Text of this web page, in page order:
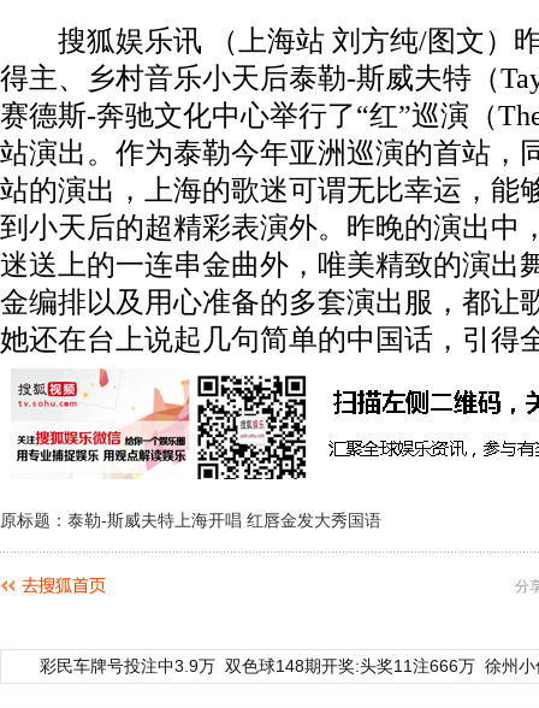
搜狐娱乐讯 （上海站 刘方纯/图文）
得主、乡村音乐小天后泰勒-斯威夫特（
赛德斯-奔驰文化中心举行了“红”巡演（
站演出。作为泰勒今年亚洲巡演的首站，
站的演出，上海的歌迷可谓无比幸运，能
到小天后的超精彩表演外。昨晚的演出中
迷送上的一连串金曲外，唯美精致的演出
金编排以及用心准备的多套演出服，都让
她还在台上说起几句简单的中国话，引得
原标题：泰勒-斯威夫特上海开唱 红唇金发大秀国语
分
彩民车牌号投注中3.9万 双色球148期开奖:头奖11注666万 徐州